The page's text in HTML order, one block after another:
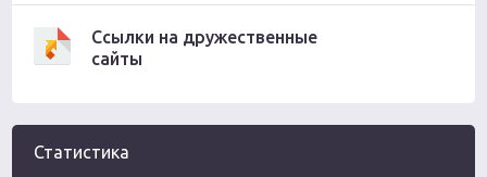
Ссылки на дружественные
сайты
Статистика